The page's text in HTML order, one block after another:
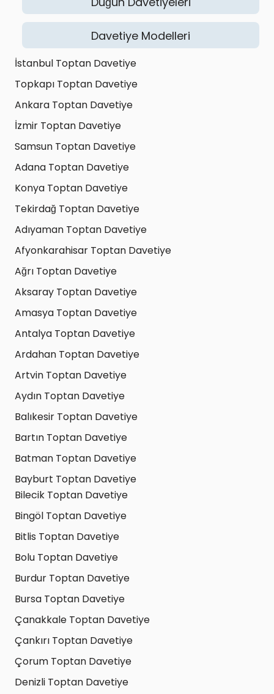
Davetiye Modelleri
İstanbul Toptan Davetiye
Topkapı Toptan Davetiye
Ankara Toptan Davetiye
İzmir Toptan Davetiye
Samsun Toptan Davetiye
Adana Toptan Davetiye
Konya Toptan Davetiye
Tekirdağ Toptan Davetiye
Adıyaman Toptan Davetiye
Afyonkarahisar Toptan Davetiye
Ağrı Toptan Davetiye
Aksaray Toptan Davetiye
Amasya Toptan Davetiye
Antalya Toptan Davetiye
Ardahan Toptan Davetiye
Artvin Toptan Davetiye
Aydın Toptan Davetiye
Balıkesir Toptan Davetiye
Bartın Toptan Davetiye
Batman Toptan Davetiye
Bayburt Toptan Davetiye
Bilecik Toptan Davetiye
Bingöl Toptan Davetiye
Bitlis Toptan Davetiye
Bolu Toptan Davetiye
Burdur Toptan Davetiye
Bursa Toptan Davetiye
Çanakkale Toptan Davetiye
Çankırı Toptan Davetiye
Çorum Toptan Davetiye
Denizli Toptan Davetiye